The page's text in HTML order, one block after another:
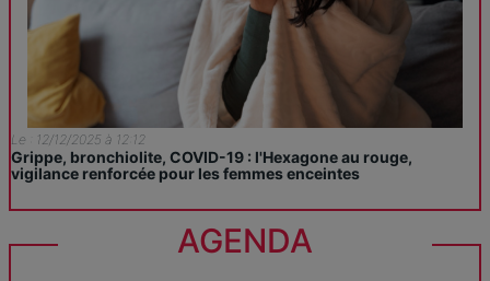
Le : 12/12/2025 à 12:12
Grippe, bronchiolite, COVID-19 : l'Hexagone au rouge,
vigilance renforcée pour les femmes enceintes
AGENDA